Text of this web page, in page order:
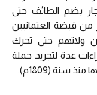
بضم الطائف حتى
من قبضة العثمانيين
ولاتهم حتى تحرك
عدة لتجريد حملة
سنة (1809م).